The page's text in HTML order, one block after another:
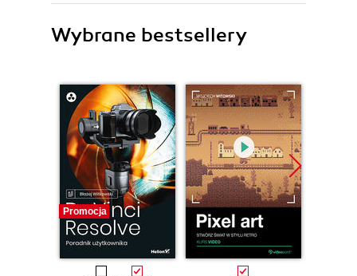
Wybrane bestsellery
Promocja